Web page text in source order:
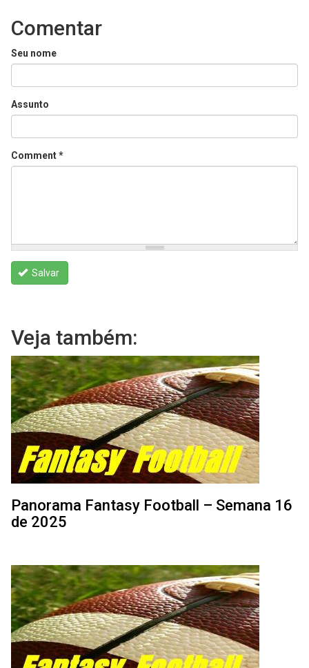
Comentar
Seu nome
Assunto
Comment*
Salvar
Veja também:
Panorama Fantasy Football – Semana 16
de 2025